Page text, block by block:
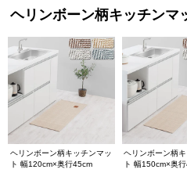
ヘリンボーン柄キッチンマ
ヘリンボーン柄キッチンマッ
ト 幅120cm×奥行45cm
ヘリンボーン柄
ト 幅150cm×奥